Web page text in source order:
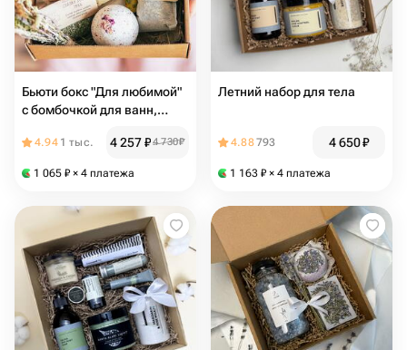
Бьюти бокс "Для любимой"
с бомбочкой для ванн,
ручной работы, травами
4.94 1 тыс. 4 257₽4 730₽
1 065 ₽ × 4 платежа
Летний набор для тела
4.88793 4 650₽
1 163 ₽ × 4 платежа